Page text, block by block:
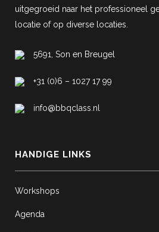
uitgegroeid naar het professioneel
locatie of op diverse locaties.
5691, Son en Breugel
+31 (0)6 – 1027 17 99
info@bbqclass.nl
HANDIGE LINKS
Workshops
Agenda